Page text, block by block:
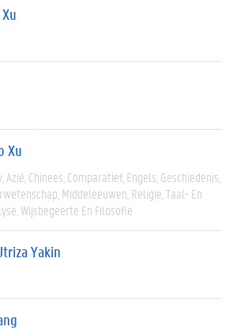
Xu
Azië Chinees Comparatief Engels Geschiedenis
Middeleeuwen Religie Taal- En
Wijsbegeerte En Filosofie
Yakin